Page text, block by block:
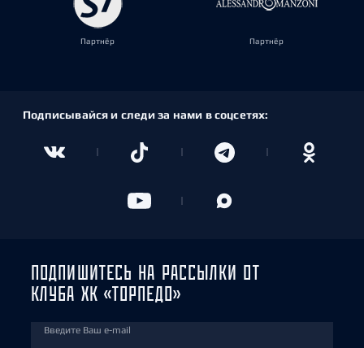
Партнёр Партнёр
Подписывайся и следи за нами в соцсетях:
ПОДПИШИТЕСЬ НА РАССЫЛКИ ОТ
КЛУБА ХК «ТОРПЕДО»
Введите Ваш e-mail